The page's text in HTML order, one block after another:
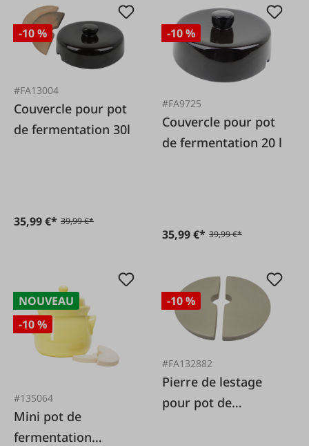
-10 %
#FA13004
Couvercle pour pot
de fermentation 30l
35,99 €* 39,99 €*
-10 %
#FA9725
Couvercle pour pot
de fermentation 20 l
35,99 €* 39,99 €*
NOUVEAU
-10 %
#135064
Mini pot de
fermentation
-10 %
#FA132882
Pierre de lestage
pour pot de